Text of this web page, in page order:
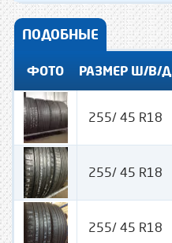
ПОДОБНЫЕ
ФОТО РАЗМЕР Ш/В/Д
255/ 45 R18
255/ 45 R18
255/ 45 R18